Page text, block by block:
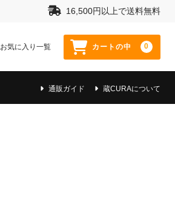
16,500円以上で送料無料
お気に入り一覧 カートの中 0
通販ガイド 蔵CURAについて